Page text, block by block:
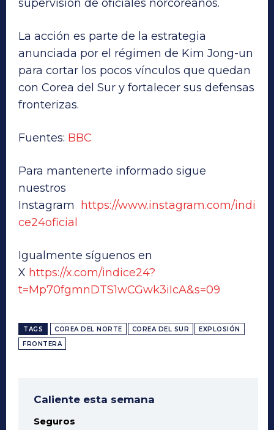
supervisión de oficiales norcoreanos.
La acción es parte de la estrategia
anunciada por el régimen de Kim Jong-un
para cortar los pocos vínculos que quedan
con Corea del Sur y fortalecer sus defensas
fronterizas.
Fuentes: BBC
Para mantenerte informado sigue
nuestros
Instagram
https://www.instagram.com/indi
ce24oficial
Igualmente síguenos en
X https://x.com/indice24?
t=Mp70fgmnDTS1wCGwk3iIcA&s=09
TAGS COREA DEL NORTE COREA DEL SUR
EXPLOSIÓN
FRONTERA
Caliente esta semana
Seguros